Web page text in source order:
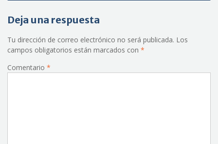
Deja una respuesta
Tu dirección de correo electrónico no será publicada. Los
campos obligatorios están marcados con *
Comentario *